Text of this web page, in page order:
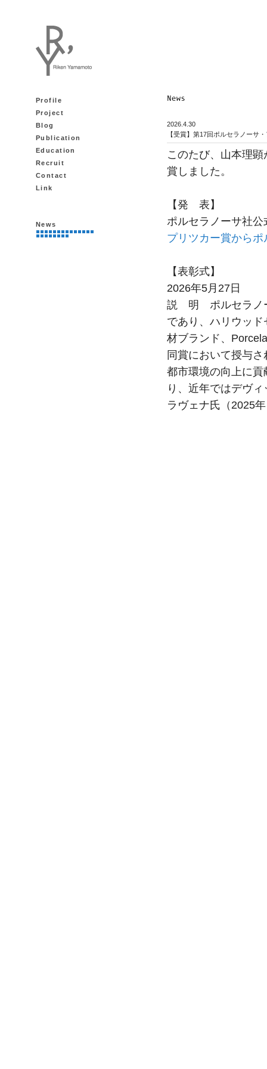
Profile
Project
Blog
Publication
Education
Recruit
Contact
Link
News
2026.4.30
【受賞】第17回ポルセラノーサ
このたび、山本理
賞しました。
【発 表】
ポルセラノーサ社公
プリツカー賞から
【表彰式】
2026年5月27日
説 明 ポルセラノー
であり、ハリウッ
材ブランド、
同賞において授与
都市環境の向上に
り、近年ではデヴ
ラヴェナ氏（2025